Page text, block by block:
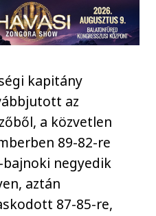
kapitány
az
a közvetlen
89-82-re
negyedik
aztán
87-85-re,